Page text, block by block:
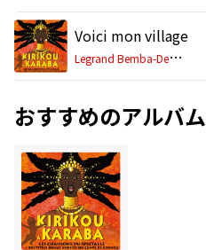
Voici mon village
L
egrand Bemba-Debert - Fatoumata Diawara
おすすめのアルバム